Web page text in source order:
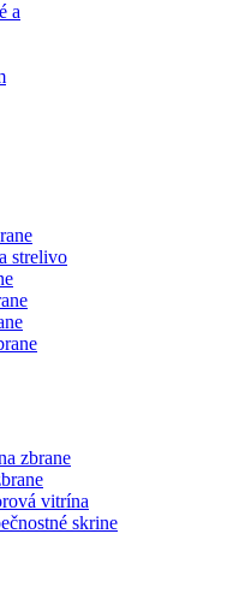
a
strelivo
zbrane
vitrína
skrine